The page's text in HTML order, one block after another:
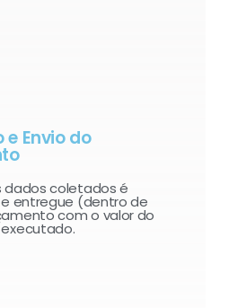
e Envio do
dados coletados é
entregue (dentro de
com o valor do
executado.